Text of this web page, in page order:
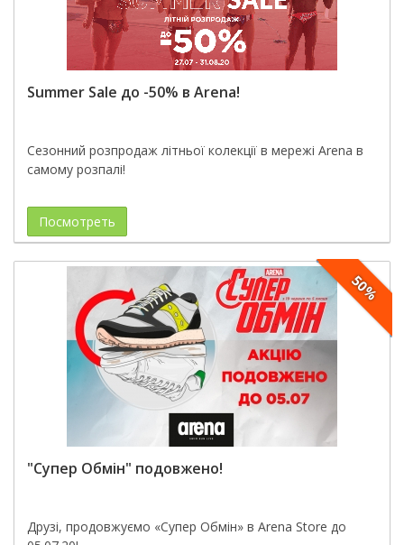
Summer Sale до -50% в Arena!
Сезонний розпродаж літньої колекції в мережі Arena в
самому розпалі!
Посмотреть
50%
"Супер Обмін" подовжено!
Друзі, продовжуємо «Супер Обмін» в Arena Store до